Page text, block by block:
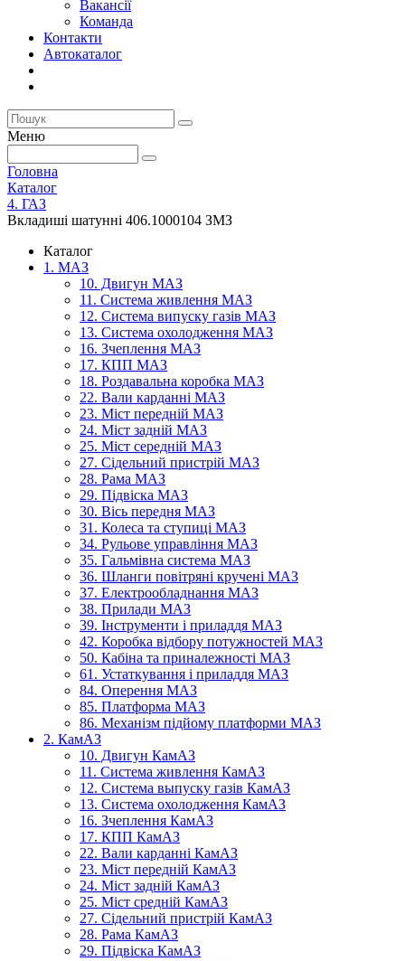
Вакансії
Команда
Контакти
Автокаталог
Меню
Головна
Каталог
4. ГАЗ
Вкладиші шатунні 406.1000104 ЗМЗ
Каталог
1. МАЗ
10. Двигун МАЗ
11. Система живлення МАЗ
12. Система випуску газів МАЗ
13. Система охолодження МАЗ
16. Зчеплення МАЗ
17. КПП МАЗ
18. Роздавальна коробка МАЗ
22. Вали карданні МАЗ
23. Міст передній МАЗ
24. Міст задній МАЗ
25. Міст середній МАЗ
27. Сідельний пристрій МАЗ
28. Рама МАЗ
29. Підвіска МАЗ
30. Вісь передня МАЗ
31. Колеса та ступиці МАЗ
34. Рульове управління МАЗ
35. Гальмівна система МАЗ
36. Шланги повітряні кручені МАЗ
37. Електрообладнання МАЗ
38. Прилади МАЗ
39. Інструменти і приладдя МАЗ
42. Коробка відбору потужностей МАЗ
50. Кабіна та приналежності МАЗ
61. Устаткування і приладдя МАЗ
84. Оперення МАЗ
85. Платформа МАЗ
86. Механізм підйому платформи МАЗ
2. КамАЗ
10. Двигун КамАЗ
11. Система живлення КамАЗ
12. Система выпуску газів КамАЗ
13. Система охолодження КамАЗ
16. Зчеплення КамАЗ
17. КПП КамАЗ
22. Вали карданні КамАЗ
23. Міст передній КамАЗ
24. Міст задній КамАЗ
25. Міст средній КамАЗ
27. Сідельний пристрій КамАЗ
28. Рама КамАЗ
29. Підвіска КамАЗ